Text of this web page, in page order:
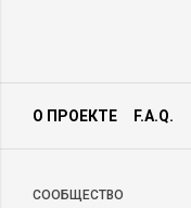
О ПРОЕКТЕ F.A.Q.
CООБЩЕСТВО